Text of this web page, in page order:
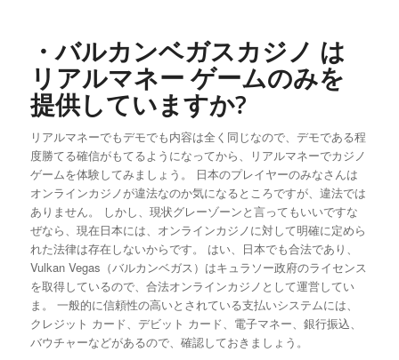
・バルカンベガスカジノ は
リアルマネー ゲームのみを
提供していますか?
リアルマネーでもデモでも内容は全く同じなので、デモである程
度勝てる確信がもてるようになってから、リアルマネーでカジノ
ゲームを体験してみましょう。 日本のプレイヤーのみなさんは
オンラインカジノが違法なのか気になるところですが、違法では
ありません。 しかし、現状グレーゾーンと言ってもいいですな
ぜなら、現在日本には、オンラインカジノに対して明確に定めら
れた法律は存在しないからです。 はい、日本でも合法であり、
Vulkan Vegas（バルカンベガス）はキュラソー政府のライセンス
を取得しているので、合法オンラインカジノとして運営してい
ま。 一般的に信頼性の高いとされている支払いシステムには、
クレジット カード、デビット カード、電子マネー、銀行振込、
バウチャーなどがあるので、確認しておきましょう。